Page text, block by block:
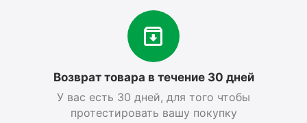
Возврат товара в течение 30 дней
У вас есть 30 дней, для того чтобы
протестировать вашу покупку